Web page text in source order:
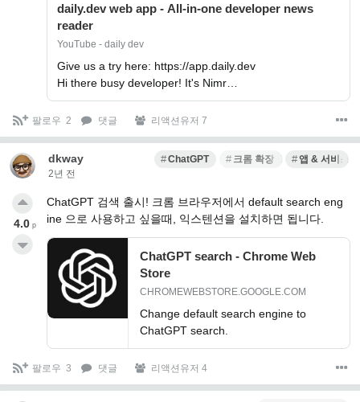
daily.dev web app - All-in-one developer news
reader
YouTube - daily dev
Give us a try here: https://app.daily.dev
Hi there busy developer! It's Nimr…
팔로우 2 댓글 리액션유저 7
dkway
2년 전
ChatGPT 크롬 확장 프로그램앱 & 서비스
ChatGPT 검색 출시! 크롬 브라우저에서 default search eng
ine 으로 사용하고 싶을때, 익스텐션을 설치하면 됩니다.
ChatGPT search - Chrome Web
Store
CHROMEWEBSTORE.GOOGLE.COM
Change default search engine to
ChatGPT search.
4.0 p
팔로우 3 댓글 리액션유저 4